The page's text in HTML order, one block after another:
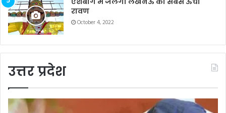
रावण
October 4, 2022
उत्तर प्रदेश